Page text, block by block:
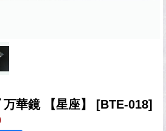
華鏡 【星座】 [BTE-018]